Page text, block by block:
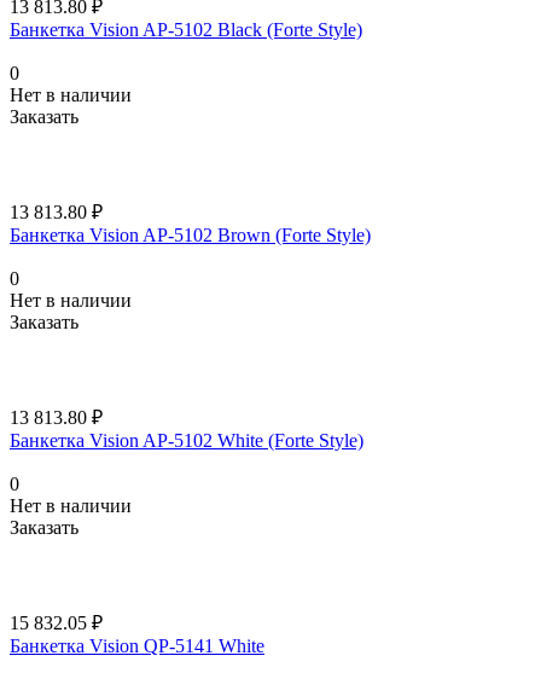
13 813.80 ₽
Банкетка Vision AP-5102 Black (Forte Style)
0
Нет в наличии
Заказать
13 813.80 ₽
Банкетка Vision AP-5102 Brown (Forte Style)
0
Нет в наличии
Заказать
13 813.80 ₽
Банкетка Vision AP-5102 White (Forte Style)
0
Нет в наличии
Заказать
15 832.05 ₽
Банкетка Vision QP-5141 White